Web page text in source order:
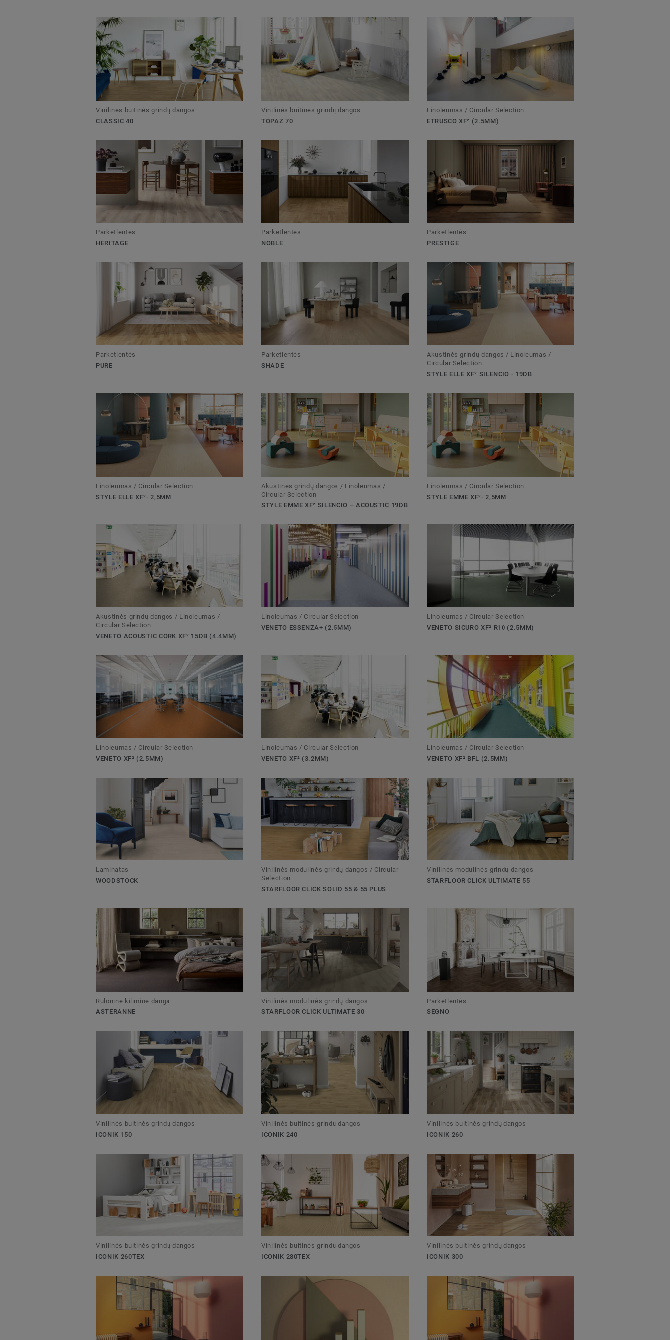
Vinilinės buitinės grindų dangos
CLASSIC 40
Vinilinės buitinės grindų dangos
TOPAZ 70
Linoleumas / Circular Selection
ETRUSCO XF² (2.5MM)
Parketlentės
HERITAGE
Parketlentės
NOBLE
Parketlentės
PRESTIGE
Parketlentės
PURE
Parketlentės
SHADE
Akustinės grindų dangos / Linoleumas /
Circular Selection
STYLE ELLE XF² SILENCIO - 19DB
Linoleumas / Circular Selection
STYLE ELLE XF²- 2,5MM
Akustinės grindų dangos / Linoleumas /
Circular Selection
STYLE EMME XF² SILENCIO – ACOUSTIC 19DB
Linoleumas / Circular Selection
STYLE EMME XF²- 2,5MM
Akustinės grindų dangos / Linoleumas /
Circular Selection
VENETO ACOUSTIC CORK XF² 15DB (4.4MM)
Linoleumas / Circular Selection
VENETO ESSENZA+ (2.5MM)
Linoleumas / Circular Selection
VENETO SICURO XF² R10 (2.5MM)
Linoleumas / Circular Selection
VENETO XF² (2.5MM)
Linoleumas / Circular Selection
VENETO XF² (3.2MM)
Linoleumas / Circular Selection
VENETO XF² BFL (2.5MM)
Laminatas
WOODSTOCK
Vinilinės modulinės grindų dangos / Circular
Selection
STARFLOOR CLICK SOLID 55 & 55 PLUS
Vinilinės modulinės grindų dangos
STARFLOOR CLICK ULTIMATE 55
Ruloninė kiliminė danga
ASTERANNE
Vinilinės modulinės grindų dangos
STARFLOOR CLICK ULTIMATE 30
Parketlentės
SEGNO
Vinilinės buitinės grindų dangos
ICONIK 150
Vinilinės buitinės grindų dangos
ICONIK 240
Vinilinės buitinės grindų dangos
ICONIK 260
Vinilinės buitinės grindų dangos
ICONIK 260TEX
Vinilinės buitinės grindų dangos
ICONIK 280TEX
Vinilinės buitinės grindų dangos
ICONIK 300